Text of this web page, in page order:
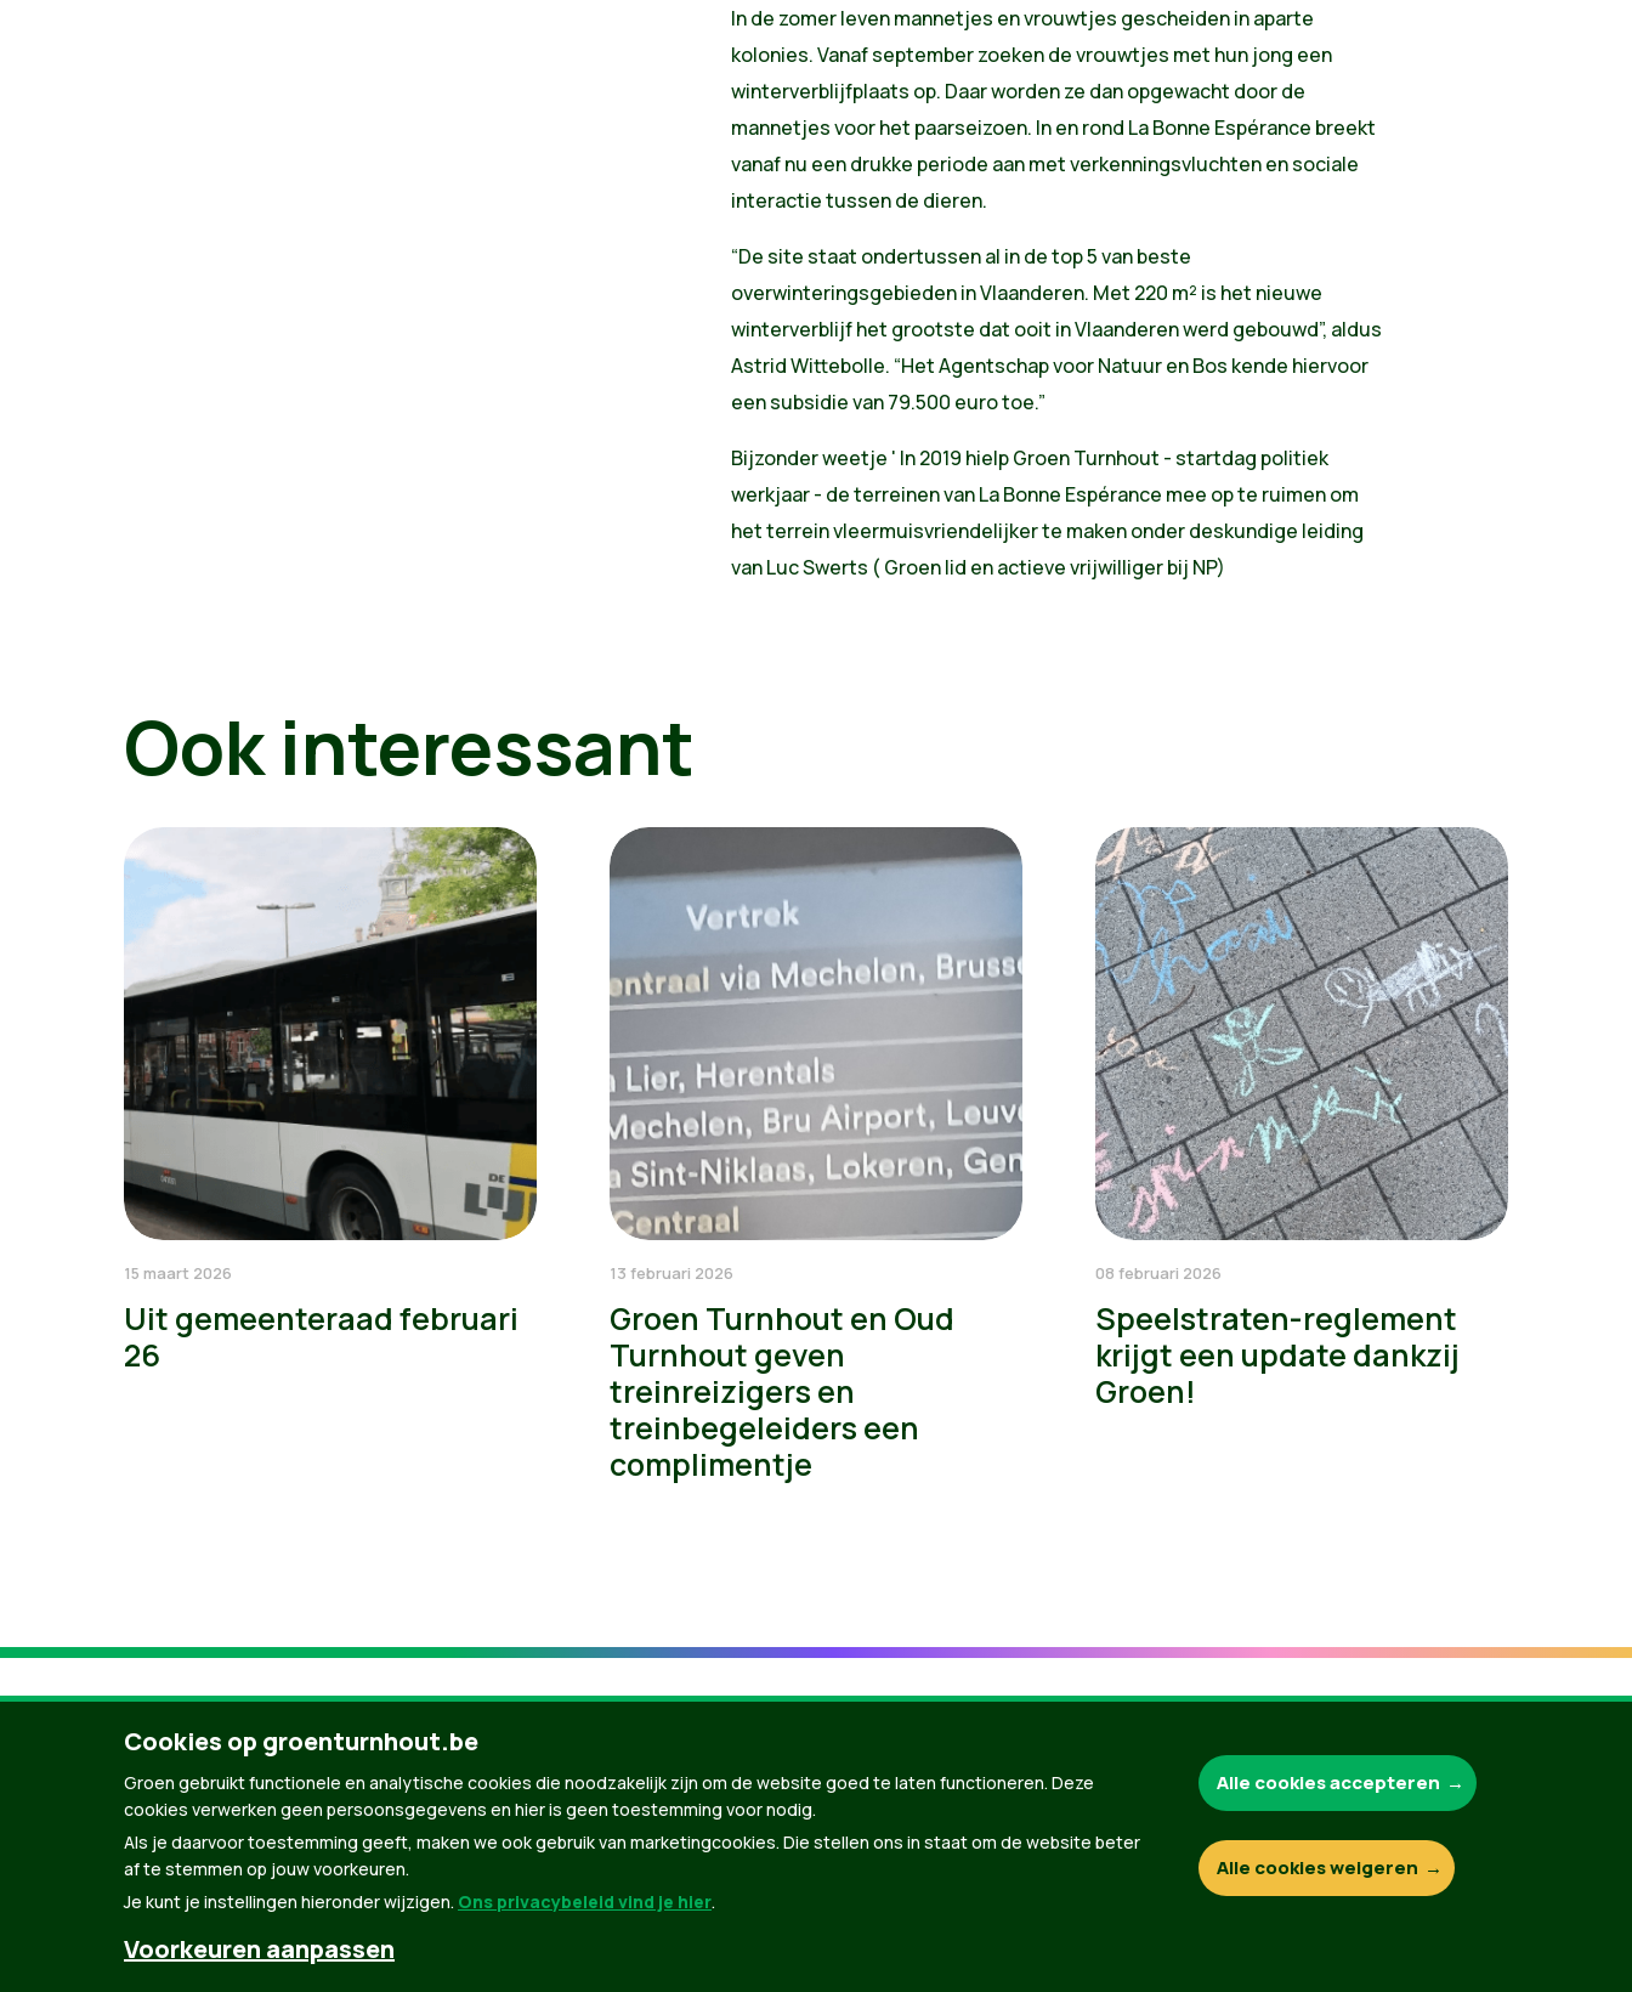
In de zomer leven mannetjes en vrouwtjes gescheiden in aparte
kolonies. Vanaf september zoeken de vrouwtjes met hun jong een
winterverblijfplaats op. Daar worden ze dan opgewacht door de
mannetjes voor het paarseizoen. In en rond La Bonne Espérance breekt
vanaf nu een drukke periode aan met verkenningsvluchten en sociale
interactie tussen de dieren.
“De site staat ondertussen al in de top 5 van beste
overwinteringsgebieden in Vlaanderen. Met 220 m² is het nieuwe
winterverblijf het grootste dat ooit in Vlaanderen werd gebouwd”, aldus
Astrid Wittebolle. “Het Agentschap voor Natuur en Bos kende hiervoor
een subsidie van 79.500 euro toe.”
Bijzonder weetje ' In 2019 hielp Groen Turnhout - startdag politiek
werkjaar - de terreinen van La Bonne Espérance mee op te ruimen om
het terrein vleermuisvriendelijker te maken onder deskundige leiding
van Luc Swerts ( Groen lid en actieve vrijwilliger bij NP)
Ook interessant
15 maart 2026
Uit gemeenteraad februari
26
13 februari 2026
Groen Turnhout en Oud
Turnhout geven
treinreizigers en
treinbegeleiders een
complimentje
08 februari 2026
Speelstraten-reglement
krijgt een update dankzij
Groen!
Groen.be
© Copyright Groen 2026 | Gemaakt metNationBuilder| Gebouwd door
Cookies op groenturnhout.be
Groen gebruikt functionele en analytische cookies die noodzakelijk zijn om de website goed te laten functioneren. Deze
cookies verwerken geen persoonsgegevens en hier is geen toestemming voor nodig.
Als je daarvoor toestemming geeft, maken we ook gebruik van marketingcookies. Die stellen ons in staat om de website beter
af te stemmen op jouw voorkeuren.
Je kunt je instellingen hieronder wijzigen. Ons privacybeleid vind je hier.
Voorkeuren aanpassen
Alle cookies accepteren
Alle cookies weigeren